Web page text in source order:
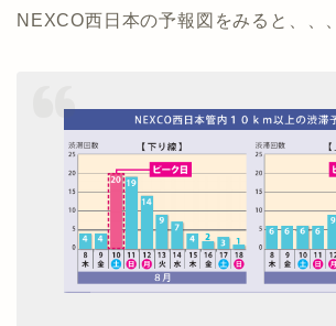
NEXCO西日本の予報図をみると、、、